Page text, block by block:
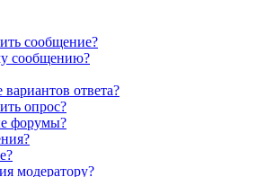
сообщение?
сообщению?
ответа?
опрос?
форумы?
модератору?